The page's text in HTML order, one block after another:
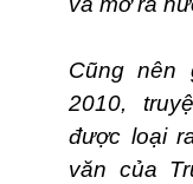
Cũng nên
2010,
được loại
văn của